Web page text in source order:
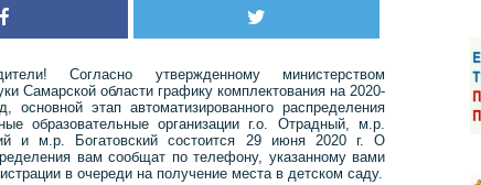
Согласно утвержденному министерством
Самарской области графику комплектования на 2020-
основной этап автоматизированного распределения
образовательные организации г.о. Отрадный, м.р.
и м.р. Богатовский состоится 29 июня 2020 г. О
вам сообщат по телефону, указанному вами
в очереди на получение места в детском саду.